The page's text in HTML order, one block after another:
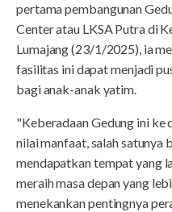
pertama pembangunan
Center atau LKSA Putra di
Lumajang (23/1/2025), ia
fasilitas ini dapat menjadi
bagi anak-anak yatim.
"Keberadaan Gedung ini ke
nilai manfaat, salah satunya
mendapatkan tempat yang
meraih masa depan yang
menekankan pentingnya